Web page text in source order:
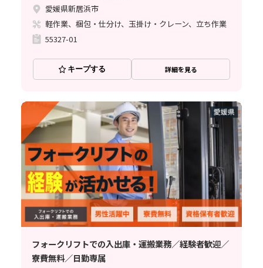
愛媛県新居浜市
軽作業、梱包・仕分け、玉掛け・クレーン、立ち作業
55327-01
キープする 詳細を見る
フォークリフトでの入出庫・運搬業務／経験者歓迎／
寮費無料／日勤専属